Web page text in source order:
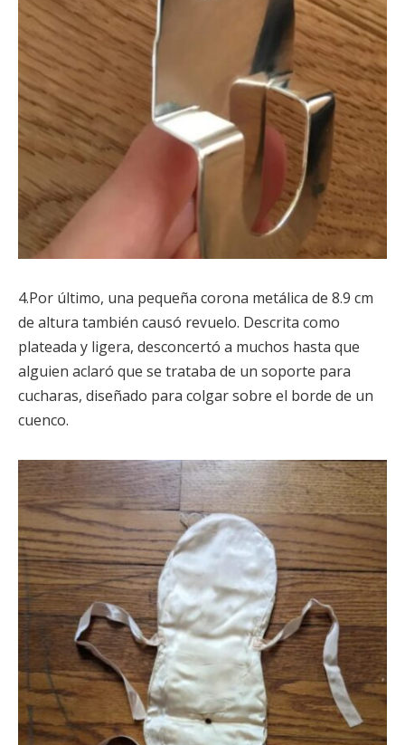
4.Por último, una pequeña corona metálica de 8.9 cm
de altura también causó revuelo. Descrita como
plateada y ligera, desconcertó a muchos hasta que
alguien aclaró que se trataba de un soporte para
cucharas, diseñado para colgar sobre el borde de un
cuenco.